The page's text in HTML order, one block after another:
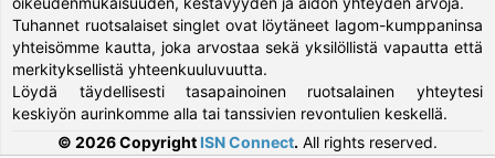
Tuhannet ruotsalaiset singlet ovat löytäneet lagom-kumppaninsa
yhteisömme kautta, joka arvostaa sekä yksilöllistä vapautta että
merkityksellistä yhteenkuuluvuutta.
Löydä täydellisesti tasapainoinen ruotsalainen yhteytesi
keskiyön aurinkomme alla tai tanssivien revontulien keskellä.
© 2026 Copyright ISN Connect. All rights reserved.